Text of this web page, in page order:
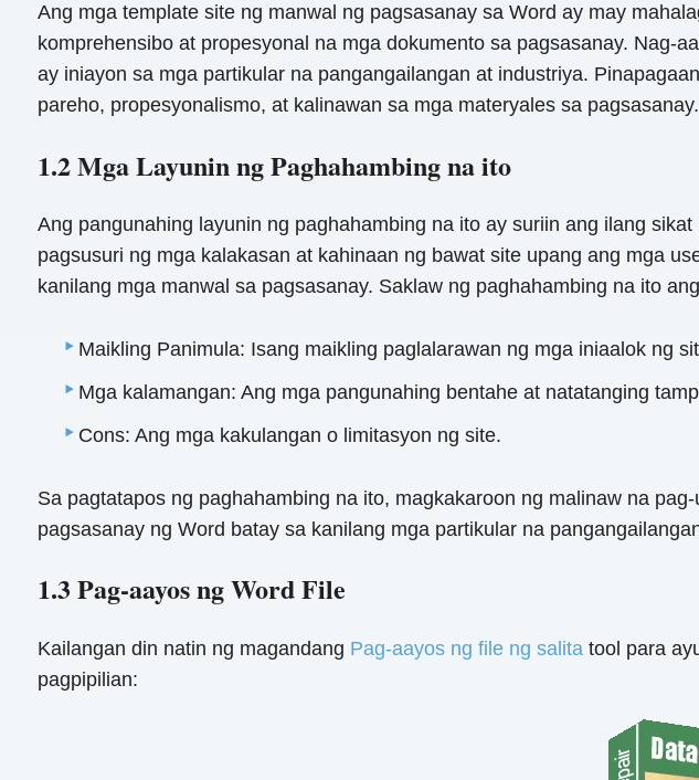
Ang mga template site ng manwal ng pagsasanay sa Word ay may
komprehensibo at propesyonal na mga dokumento sa pagsasanay. Nag-
ay iniayon sa mga partikular na pangangailangan at industriya.
pareho, propesyonalismo, at kalinawan sa mga materyales sa pagsasanay.
1.2 Mga Layunin ng Paghahambing na ito
Ang pangunahing layunin ng paghahambing na ito ay suriin ang ilang
pagsusuri ng mga kalakasan at kahinaan ng bawat site upang ang mga
kanilang mga manwal sa pagsasanay. Saklaw ng paghahambing na ito
Maikling Panimula: Isang maikling paglalarawan ng mga iniaalok ng
Mga kalamangan: Ang mga pangunahing bentahe at natatanging
Cons: Ang mga kakulangan o limitasyon ng site.
Sa pagtatapos ng paghahambing na ito, magkakaroon ng malinaw na
pagsasanay ng Word batay sa kanilang mga partikular na
1.3 Pag-aayos ng Word File
Kailangan din natin ng magandang Pag-aayos ng file ng salita tool para
pagpipilian: